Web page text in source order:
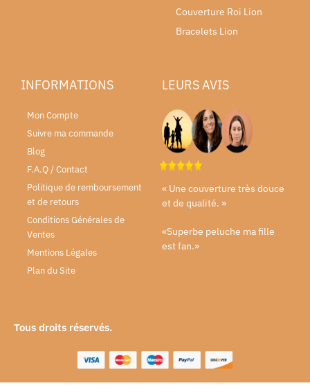
Couverture Roi Lion
Bracelets Lion
INFORMATIONS
Mon Compte
Suivre ma commande
Blog
F.A.Q / Contact
Politique de remboursement
et de retours
Conditions Générales de
Ventes
Mentions Légales
Plan du Site
LEURS AVIS
« Une couverture très douce
et de qualité. »
«Superbe peluche ma fille
est fan.»
Tous droits réservés.